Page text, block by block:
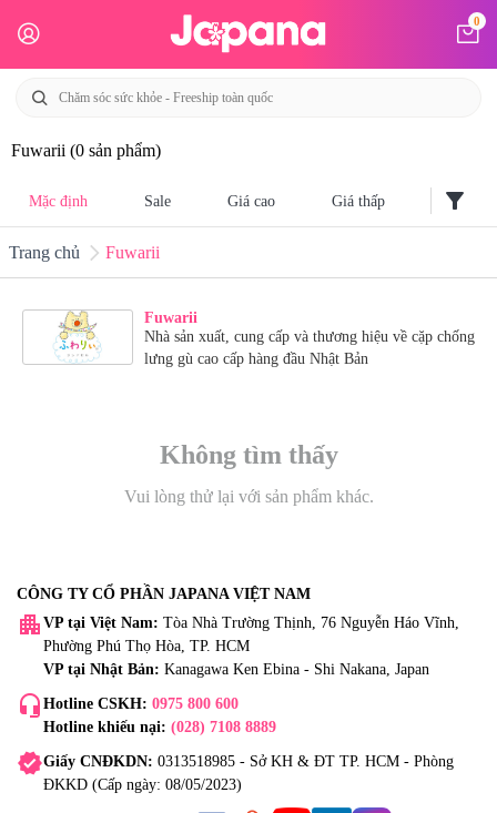
0
Fuwarii (0 sản phẩm)
Mặc định Sale Giá cao Giá thấp filter_alt
Trang chủ Fuwarii
Fuwarii
Nhà sản xuất, cung cấp và thương hiệu về cặp chống
lưng gù cao cấp hàng đầu Nhật Bản
Không tìm thấy
Vui lòng thử lại với sản phẩm khác.
CÔNG TY CỔ PHẦN JAPANA VIỆT NAM
apartment VP tại Việt Nam: Tòa Nhà Trường Thịnh, 76 Nguyễn Háo Vĩnh,
Phường Phú Thọ Hòa, TP. HCM
VP tại Nhật Bản: Kanagawa Ken Ebina - Shi Nakana, Japan
headset_mic Hotline CSKH: 0975 800 600
Hotline khiếu nại: (028) 7108 8889
verifiedGiấy CNĐKDN: 0313518985 - Sở KH & ĐT TP. HCM - Phòng
ĐKKD (Cấp ngày: 08/05/2023)